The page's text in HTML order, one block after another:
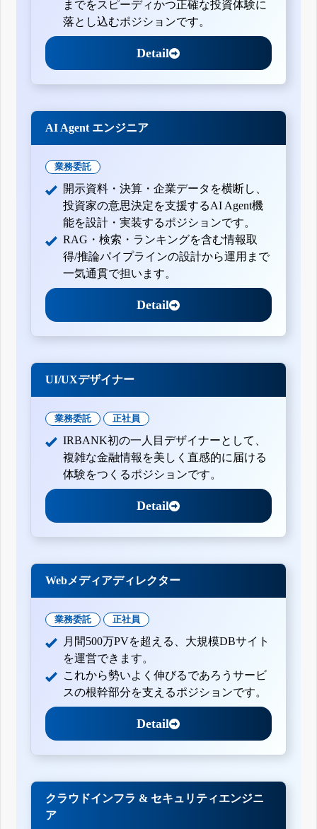
までをスピーディかつ正確な投資体験に
落とし込むポジションです。
Detail
AI Agent エンジニア
業務委託
開示資料・決算・企業データを横断し、
投資家の意思決定を支援するAI Agent機
能を設計・実装するポジションです。
RAG・検索・ランキングを含む情報取
得/推論パイプラインの設計から運用まで
一気通貫で担います。
Detail
UI/UXデザイナー
業務委託 正社員
IRBANK初の一人目デザイナーとして、
複雑な金融情報を美しく直感的に届ける
体験をつくるポジションです。
Detail
Webメディアディレクター
業務委託 正社員
月間500万PVを超える、大規模DBサイト
を運営できます。
これから勢いよく伸びるであろうサービ
スの根幹部分を支えるポジションです。
Detail
クラウドインフラ & セキュリティエンジニ
ア